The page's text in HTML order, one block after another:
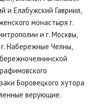
и Елабужский Гавриил,
монастыря г.
и г. Москвы,
Набережные Челны,
Боровецкого хутора
верующие.